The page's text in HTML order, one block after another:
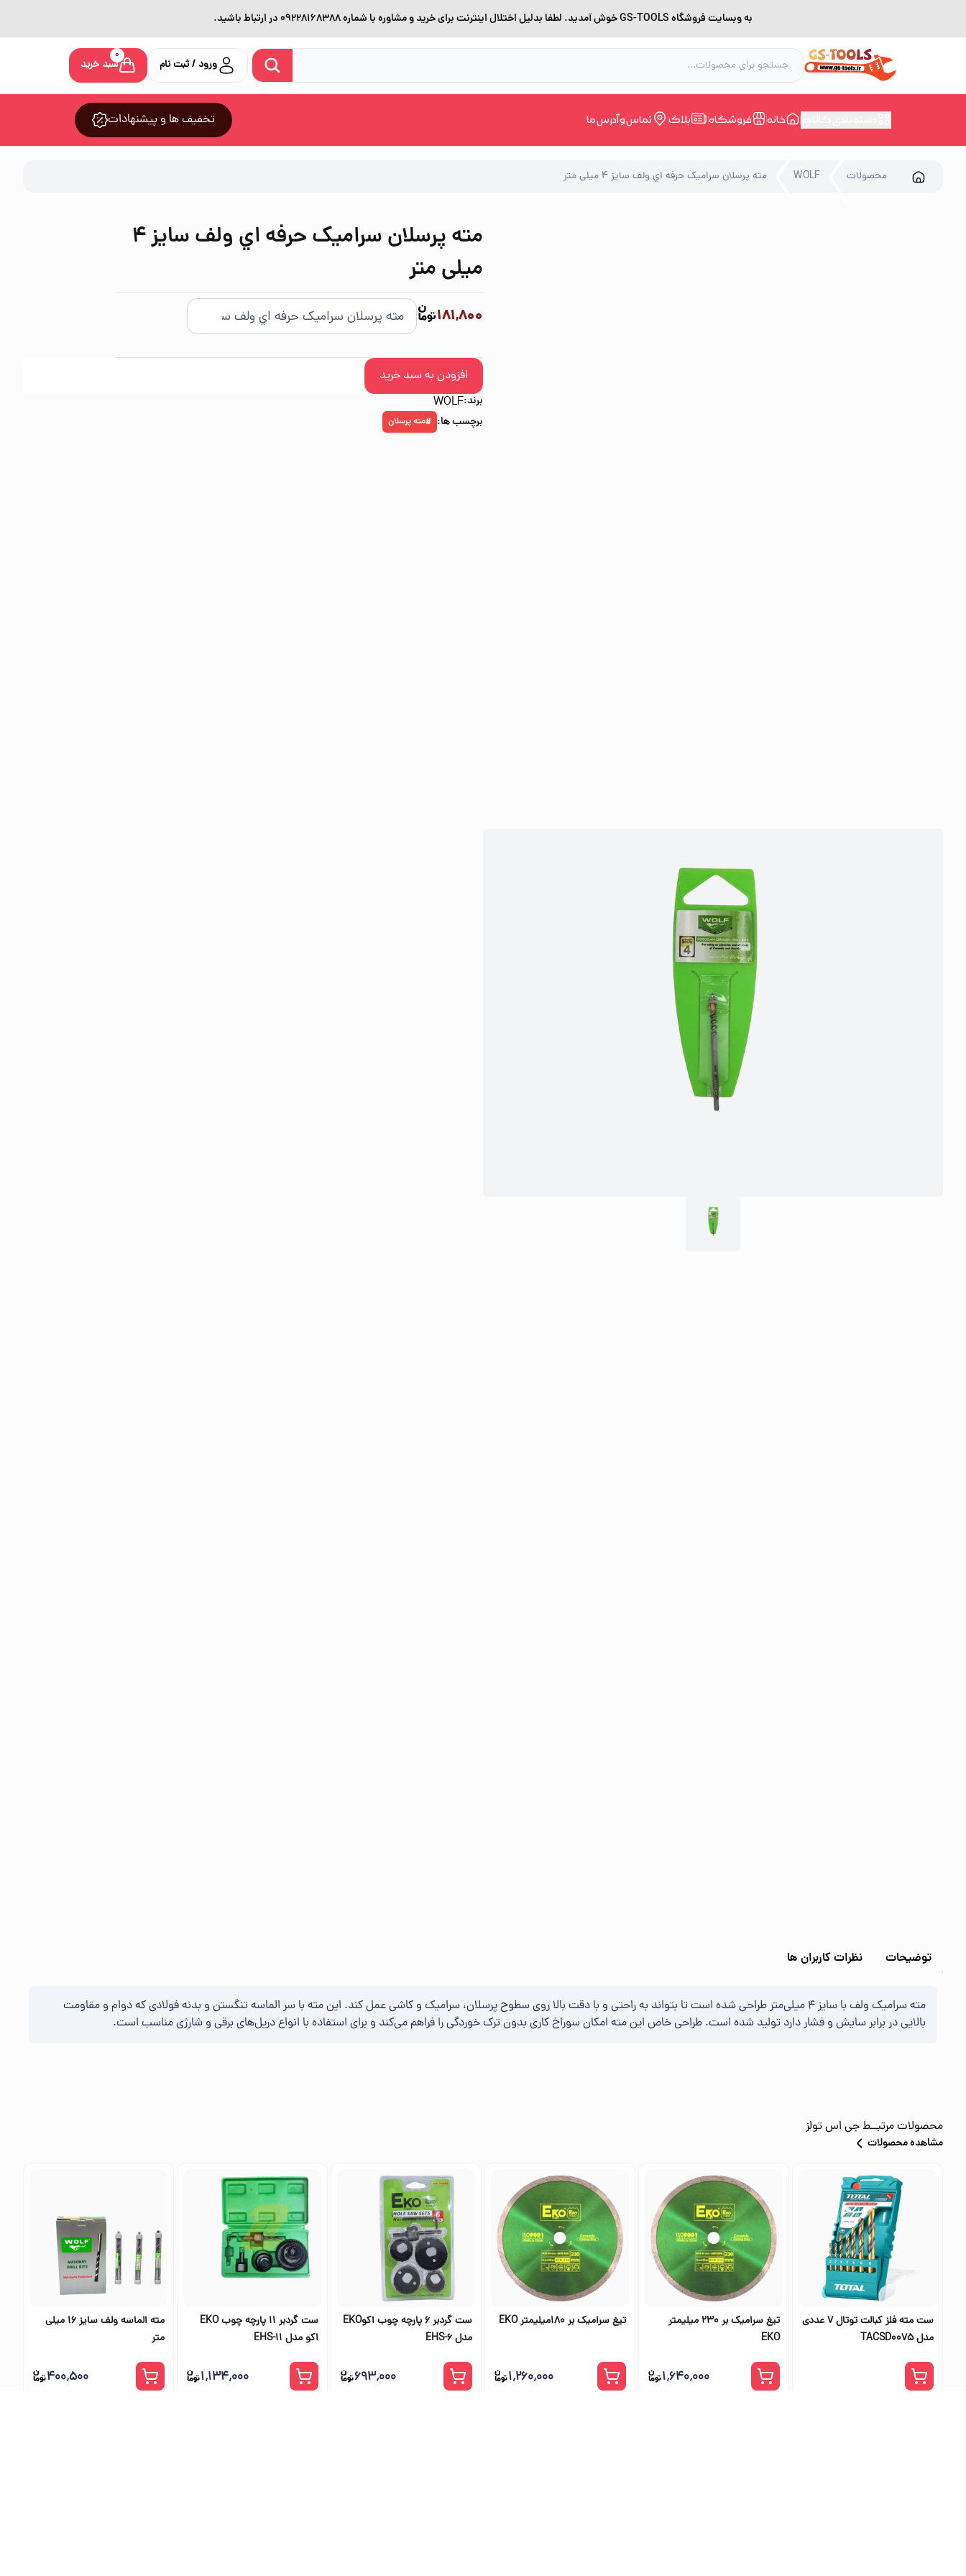
به وبسایت فروشگاه GS-TOOLS خوش آمدید. لطفا بدلیل اختلال اینترنت برای خرید و مشاوره با شماره 09228168388 در ارتباط باشید.
ورود / ثبت نام
0
سبد خرید
خانه فروشگاه بلاگ تماس و آدرس ما تخفیف ها و پیشنهادات
محصولات WOLF مته پرسلان سراميک حرفه اي ولف سایز 4 میلی متر
مته پرسلان سراميک حرفه اي ولف سایز 4
میلی متر
181,800
افزودن به سبد خرید
برند:WOLF
برچسب ها: #مته پرسلان
توضیحات نظرات کاربران ها
مته سرامیک ولف با سایز 4 میلی‌متر طراحی شده است تا بتواند به راحتی و با دقت بالا روی سطوح پرسلان، سرامیک و کاشی عمل کند. این مته با سر الماسه تنگستن و بدنه فولادی که دوام و مقاومت
بالایی در برابر سایش و فشار دارد تولید شده است. طراحی خاص این مته امکان سوراخ ‌کاری بدون ترک‌ خوردگی را فراهم می‌کند و برای استفاده با انواع دریل‌های برقی و شارژی مناسب است.
محصولات مرتبــطجی اس تولز
مشاهده محصولات
ست مته فلز کبالت توتال 7 عددی
مدل TACSD0075
تیغ سرامیک بر 230 میلیمتر
EKO
۱٬۶۴۰٬۰۰۰
تیغ سرامیک بر 180میلیمتر EKO
۱٬۲۶۰٬۰۰۰
ست گردبر 6 پارچه چوب اکوEKO
مدل EHS-6
۶۹۳٬۰۰۰
ست گردبر 11 پارچه چوب EKO
اکو مدل EHS-11
۱٬۱۳۴٬۰۰۰
مته الماسه ولف سایز 16 میلی
متر
۴۰۰٬۵۰۰